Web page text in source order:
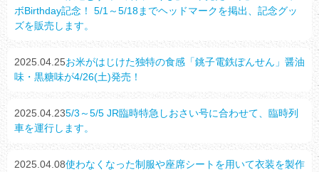
ボBirthday記念！ 5/1～5/18までヘッドマークを掲出、記念グッ
ズを販売します。
2025.04.25お米がはじけた独特の食感「銚子電鉄ぽんせん」醤油
味・黒糖味が4/26(土)発売！
2025.04.235/3～5/5 JR臨時特急しおさい号に合わせて、臨時列
車を運行します。
2025.04.08使わなくなった制服や座席シートを用いて衣装を製作